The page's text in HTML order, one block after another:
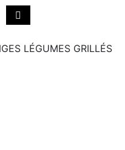
LÉGUMES GRILLÉS